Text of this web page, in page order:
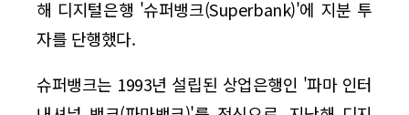
해 디지털은행 '슈퍼뱅크(Superbank)'에 지분 투
자를 단행했다.
슈퍼뱅크는 1993년 설립된 상업은행인 '파마 인터